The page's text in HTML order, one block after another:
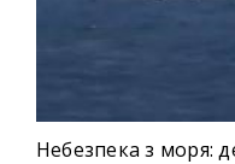
Небезпека з моря: